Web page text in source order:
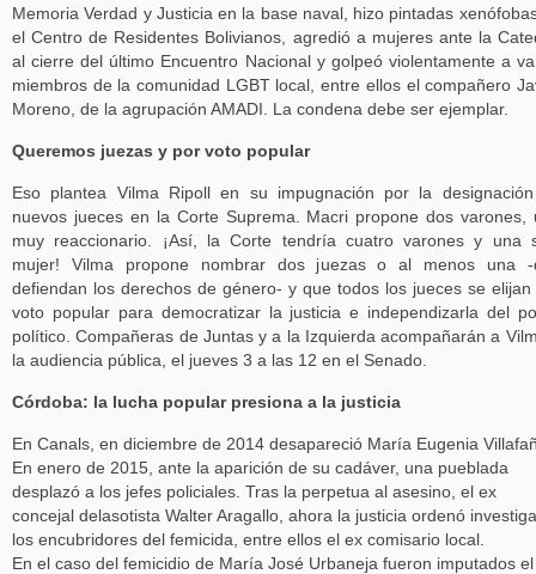
Memoria Verdad y Justicia en la base naval, hizo pintadas
el Centro de Residentes Bolivianos, agredió a mujeres ante la
al cierre del último Encuentro Nacional y golpeó violentamente a
miembros de la comunidad LGBT local, entre ellos el compañero
Moreno, de la agrupación AMADI. La condena debe ser ejemplar.
Queremos juezas y por voto popular
Eso plantea Vilma Ripoll en su impugnación por la
nuevos jueces en la Corte Suprema. Macri propone dos varones,
muy reaccionario. ¡Así, la Corte tendría cuatro varones y una
mujer! Vilma propone nombrar dos juezas o al menos una -
defiendan los derechos de género- y que todos los jueces se elijan
voto popular para democratizar la justicia e independizarla del
político. Compañeras de Juntas y a la Izquierda acompañarán a
la audiencia pública, el jueves 3 a las 12 en el Senado.
Córdoba: la lucha popular presiona a la justicia
En Canals, en diciembre de 2014 desapareció María Eugenia
En enero de 2015, ante la aparición de su cadáver, una pueblada
desplazó a los jefes policiales. Tras la perpetua al asesino, el ex
concejal delasotista Walter Aragallo, ahora la justicia ordenó
los encubridores del femicida, entre ellos el ex comisario local.
En el caso del femicidio de María José Urbaneja fueron imputados el